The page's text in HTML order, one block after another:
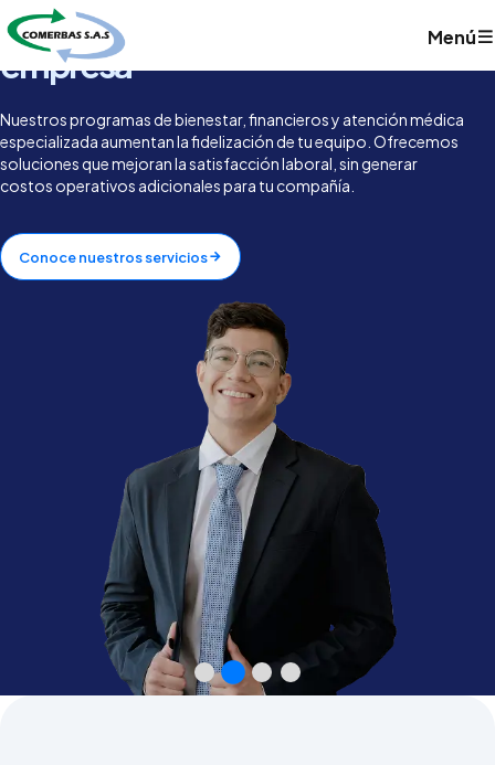
Menú
Reducimos la rotación en tu
empresa
Nuestros programas de bienestar, financieros y atención médica
especializada aumentan la fidelización de tu equipo. Ofrecemos
soluciones que mejoran la satisfacción laboral, sin generar
costos operativos adicionales para tu compañía.
Conoce nuestros servicios